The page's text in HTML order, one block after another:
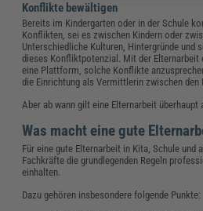
Konflikte bewältigen
Bereits im Kindergarten oder in der Schule
Konflikten, sei es zwischen Kindern oder
Unterschiedliche Kulturen, Hintergründe und
dieses Konfliktpotenzial. Mit der Elternarbeit
eine Plattform, solche Konflikte
die Einrichtung als Vermittlerin zwischen den
Aber ab wann gilt eine Elternarbeit überhaupt
Was macht eine gute
Für eine gute Elternarbeit in Kita, Schule und
Fachkräfte die grundlegenden Regeln
einhalten.
Dazu gehören insbesondere folgende Punkte: